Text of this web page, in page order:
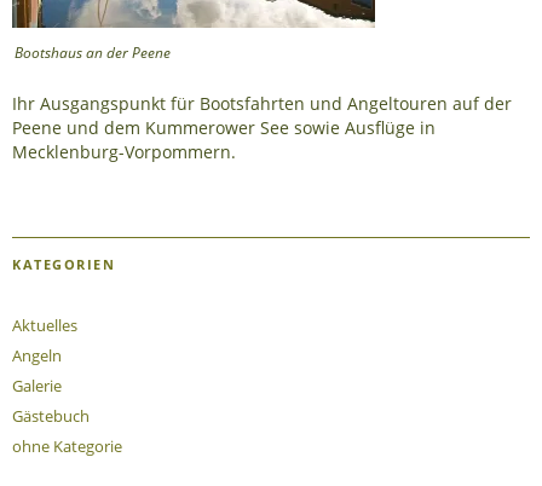
Bootshaus an der Peene
Ihr Ausgangspunkt für Bootsfahrten und Angeltouren auf der
Peene und dem Kummerower See sowie Ausflüge in
Mecklenburg-Vorpommern.
KATEGORIEN
Aktuelles
Angeln
Galerie
Gästebuch
ohne Kategorie